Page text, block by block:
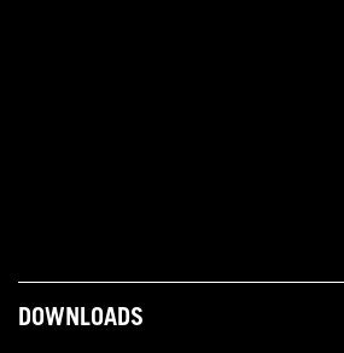
DOWNLOADS